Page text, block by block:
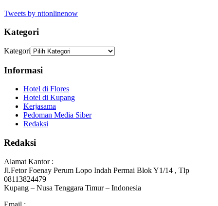
Tweets by nttonlinenow
Kategori
Kategori
Informasi
Hotel di Flores
Hotel di Kupang
Kerjasama
Pedoman Media Siber
Redaksi
Redaksi
Alamat Kantor :
Jl.Fetor Foenay Perum Lopo Indah Permai Blok Y1/14 , Tlp
08113824479
Kupang – Nusa Tenggara Timur – Indonesia
Email :